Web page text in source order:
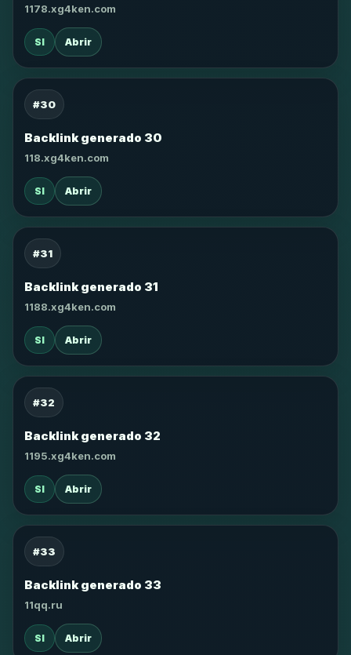
1178.xg4ken.com
SI Abrir
#30
Backlink generado 30
118.xg4ken.com
SI Abrir
#31
Backlink generado 31
1188.xg4ken.com
SI Abrir
#32
Backlink generado 32
1195.xg4ken.com
SI Abrir
#33
Backlink generado 33
11qq.ru
SI Abrir